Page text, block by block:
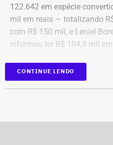
122.642 em espécie
mil em reais — totalizando
com R$ 150 mil, e Leniel
informou ter R$ 104,5 mil
Candidato
Bebeto
Dr. Luizinho
CONTINUE LENDO